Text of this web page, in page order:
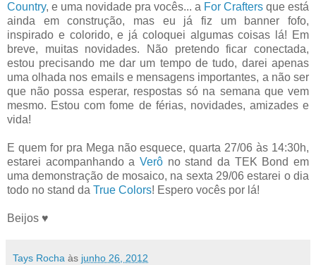
Country, e uma novidade pra vocês... a For Crafters que está
ainda em construção, mas eu já fiz um banner fofo,
inspirado e colorido, e já coloquei algumas coisas lá! Em
breve, muitas novidades. Não pretendo ficar conectada,
estou precisando me dar um tempo de tudo, darei apenas
uma olhada nos emails e mensagens importantes, a não ser
que não possa esperar, respostas só na semana que vem
mesmo. Estou com fome de férias, novidades, amizades e
vida!
E quem for pra Mega não esquece, quarta 27/06 às 14:30h,
estarei acompanhando a Verô no stand da TEK Bond em
uma demonstração de mosaico, na sexta 29/06 estarei o dia
todo no stand da True Colors! Espero vocês por lá!
Beijos ♥
Tays Rocha às junho 26, 2012